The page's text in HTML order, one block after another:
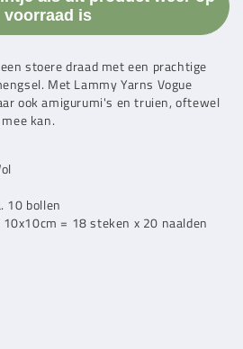
voorraad is
stoere draad met een prachtige
. Met Lammy Yarns Vogue
ook amigurumi's en truien, oftewel
kan.
10 bollen
= 18 steken x 20 naalden